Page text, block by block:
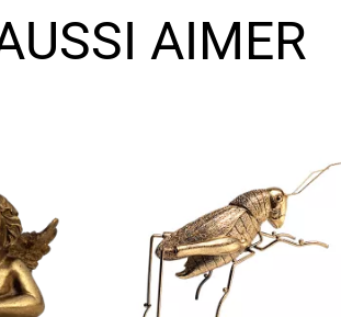
AIMER